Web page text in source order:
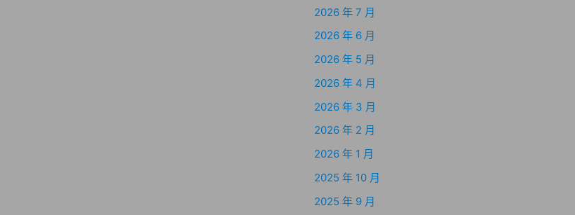
2026 年 7 月
2026 年 6 月
2026 年 5 月
2026 年 4 月
2026 年 3 月
2026 年 2 月
2026 年 1 月
2025 年 10 月
2025 年 9 月